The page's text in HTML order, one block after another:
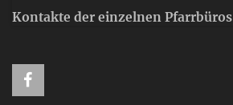
Kontakte der einzelnen Pfarrbüros